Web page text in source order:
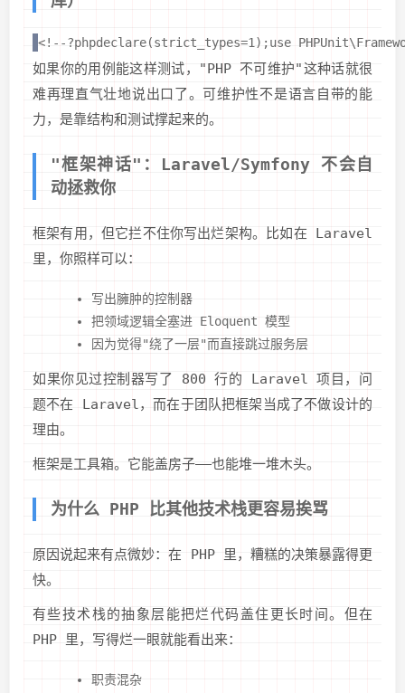
<!--?phpdeclare(strict_types=1);use
如果你的用例能这样测试，"PHP 不可维护"这种话就很
难再理直气壮地说出口了。可维护性不是语言自带的能
力，是靠结构和测试撑起来的。
"框架神话"：Laravel/Symfony 不会自
动拯救你
框架有用，但它拦不住你写出烂架构。比如在 Laravel
里，你照样可以：
写出臃肿的控制器
把领域逻辑全塞进 Eloquent 模型
因为觉得"绕了一层"而直接跳过服务层
如果你见过控制器写了 800 行的 Laravel 项目，问
题不在 Laravel，而在于团队把框架当成了不做设计的
理由。
框架是工具箱。它能盖房子——也能堆一堆木头。
为什么 PHP 比其他技术栈更容易挨骂
原因说起来有点微妙：在 PHP 里，糟糕的决策暴露得更
快。
有些技术栈的抽象层能把烂代码盖住更长时间。但在
PHP 里，写得烂一眼就能看出来：
职责混杂